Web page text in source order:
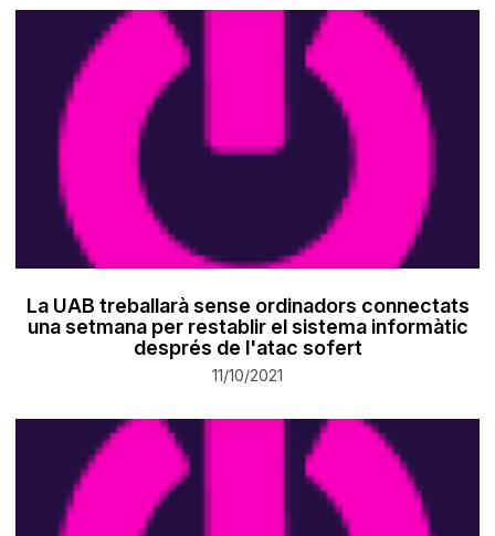
La UAB treballarà sense ordinadors connectats
una setmana per restablir el sistema informàtic
després de l'atac sofert
11/10/2021